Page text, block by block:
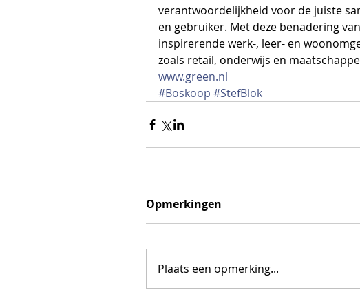
verantwoordelijkheid voor de juiste
en gebruiker. Met deze benadering
inspirerende werk-, leer- en
zoals retail, onderwijs en
www.green.nl
#Boskoop #StefBlok
Opmerkingen
Plaats een opmerking...